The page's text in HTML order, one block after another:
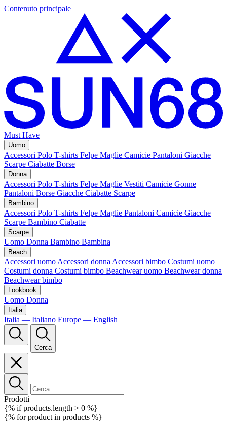
Contenuto principale
Must Have
Uomo
Accessori Polo T-shirts Felpe Maglie Camicie Pantaloni Giacche
Scarpe Ciabatte Borse
Donna
Accessori Polo T-shirts Felpe Maglie Vestiti Camicie Gonne
Pantaloni Borse Giacche Ciabatte Scarpe
Bambino
Accessori Polo T-shirts Felpe Maglie Pantaloni Camicie Giacche
Scarpe Bambino Ciabatte
Scarpe
Uomo Donna Bambino Bambina
Beach
Accessori uomo Accessori donna Accessori bimbo Costumi uomo
Costumi donna Costumi bimbo Beachwear uomo Beachwear donna
Beachwear bimbo
Lookbook
Uomo Donna
Italia
Italia — Italiano Europe — English
Cerca
Prodotti
{% if products.length > 0 %}
{% for product in products %}